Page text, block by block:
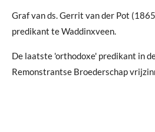
Graf van ds. Gerrit van der Pot
predikant te Waddinxveen.
De laatste 'orthodoxe' predikant in
Remonstrantse Broederschap